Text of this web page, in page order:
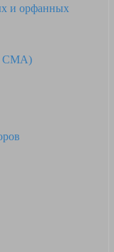
и орфанных
СМА)